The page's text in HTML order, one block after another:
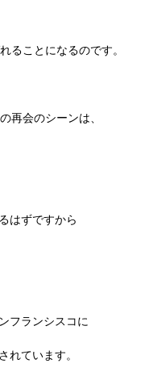
ることになるのです。
再会のシーンは、
はずですから
フランシスコに
れています。